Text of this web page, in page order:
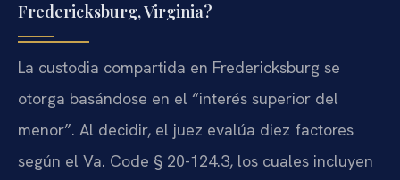
Fredericksburg, Virginia?
La custodia compartida en Fredericksburg se
otorga basándose en el “interés superior del
menor”. Al decidir, el juez evalúa diez factores
según el Va. Code § 20-124.3, los cuales incluyen